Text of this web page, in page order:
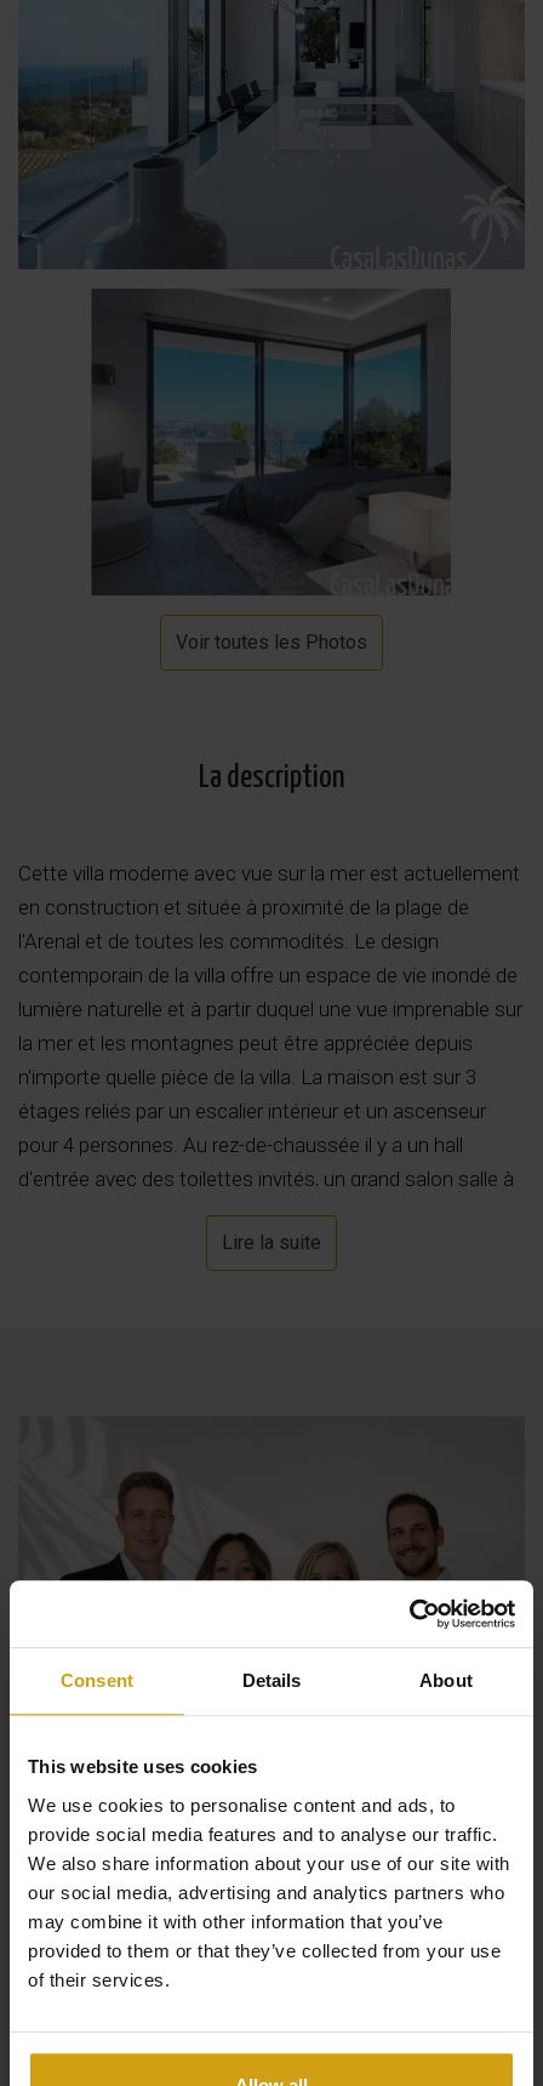
Consent Details About
This website uses cookies
We use cookies to personalise content and ads, to
provide social media features and to analyse our traffic.
We also share information about your use of our site with
our social media, advertising and analytics partners who
may combine it with other information that you’ve
provided to them or that they’ve collected from your use
of their services.
Voir toutes les Photos
La description
Cette villa moderne avec vue sur la mer est actuellement
en construction et située à proximité de la plage de
l'Arenal et de toutes les commodités. Le design
contemporain de la villa offre un espace de vie inondé de
lumière naturelle et à partir duquel une vue imprenable sur
la mer et les montagnes peut être appréciée depuis
n'importe quelle pièce de la villa. La maison est sur 3
étages reliés par un escalier intérieur et un ascenseur
pour 4 personnes. Au rez-de-chaussée il y a un hall
d'entrée avec des toilettes invités, un grand salon salle à
manger avec une cuisine entièrement équipée à partir de
laquelle on a accès à la spacieuse terrasse et à la piscine
chambres doubles partageant une salle de bain, une salle
de sport, un débarras et un très grand garage. Certaines
spécifications; Les fenêtres et les portes vitrées
atteignent le plafond avec une hauteur de 2,8 m, il y a un
système de ventilation avec récupération de chaleur, un
chauffage au sol alimenté par une pompe à chaleur
économe en énergie, un réservoir d'eau de pluie d'une
capacité de 20 000 litres pour alimenter l'irrigation du
jardin réseau, connexion semi-rapide de recharge
climatisation gainable chaud/froid,… Plus d'informations
sur demande.
Lire la suite
Les avantages de CasaLasDunas
Spécialisé dans la construction neuve et les bâtiments